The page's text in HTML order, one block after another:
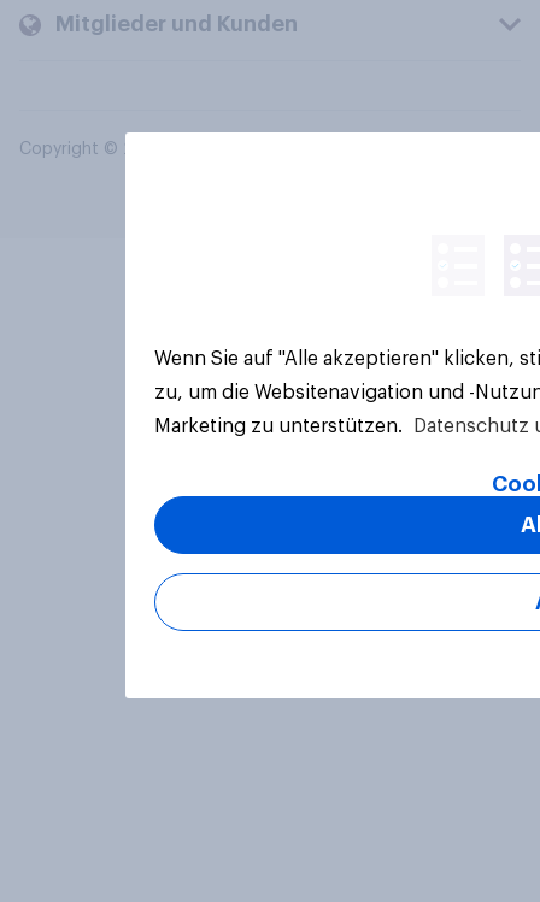
Mitglieder und Kunden
Copyright © 2026 YouGov PLC. Alle Rechte vorbehalten.
Wenn Sie auf "Alle akzeptieren" klicken,
zu, um die Websitenavigation und -
Marketing zu unterstützen.
Datenschutz